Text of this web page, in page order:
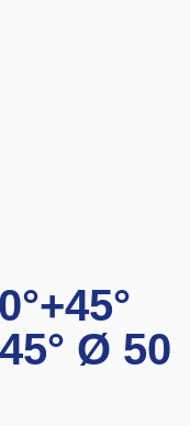
Ø 50